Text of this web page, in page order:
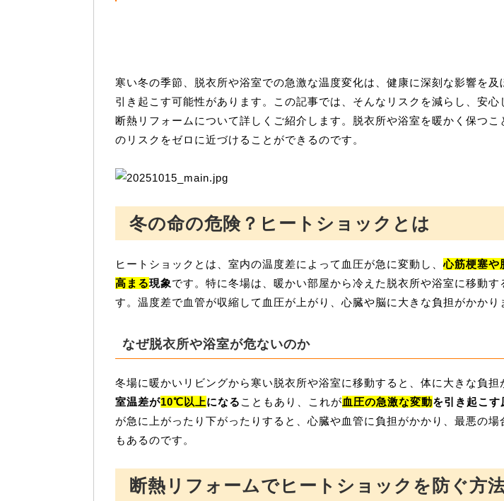
寒い冬の季節、脱衣所や浴室での急激な温度変化は、健康に深刻な影響を及
引き起こす可能性があります。この記事では、そんなリスクを減らし、安心
断熱リフォームについて詳しくご紹介します。脱衣所や浴室を暖かく保つこ
のリスクをゼロに近づけることができるのです。
冬の命の危険？ヒートショックとは
ヒートショックとは、室内の温度差によって血圧が急に変動し、心筋梗塞や
高まる現象です。特に冬場は、暖かい部屋から冷えた脱衣所や浴室に移動す
す。温度差で血管が収縮して血圧が上がり、心臓や脳に大きな負担がかかり
なぜ脱衣所や浴室が危ないのか
冬場に暖かいリビングから寒い脱衣所や浴室に移動すると、体に大きな負担
室温差が10℃以上になる こともあり、これが血圧の急激な変動を引き起こす
が急に上がったり下がったりすると、心臓や血管に負担がかかり、最悪の場
もあるのです。
断熱リフォームでヒートショックを防ぐ方